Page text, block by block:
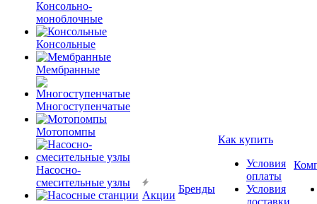
Консольно-
моноблочные
Консольные
Мембранные
Многоступенчатые
Мотопомпы
Насосно-
смесительные узлы
Акции
Бренды
Как купить
Условия
оплаты
Условия
доставки